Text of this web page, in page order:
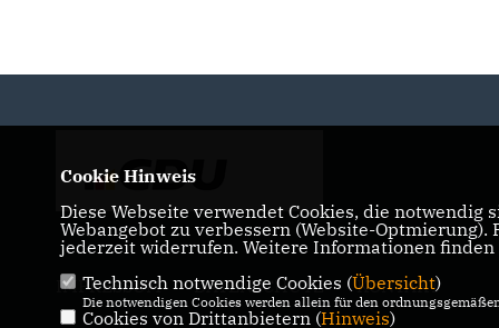
IMPRESSUM DATENSCHUTZ KONTAKT
Cookie Hinweis
Diese Webseite verwendet Cookies, die
Webangebot zu verbessern (Website-
jederzeit widerrufen. Weitere Informationen finden
Technisch notwendige Cookies (Übersicht)
Die notwendigen Cookies werden allein für den
Cookies von Drittanbietern (Hinweis)